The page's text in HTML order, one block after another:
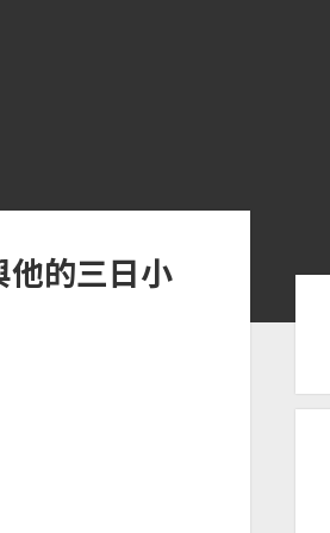
的三日小